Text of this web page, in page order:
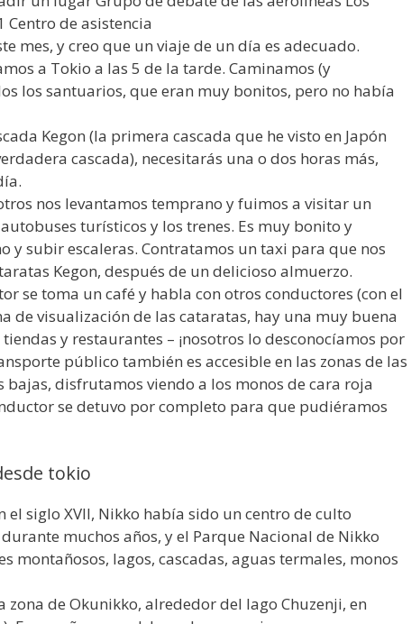
Centro de asistencia
mes, y creo que un viaje de un día es adecuado.
a Tokio a las 5 de la tarde. Caminamos (y
los santuarios, que eran muy bonitos, pero no había
Kegon (la primera cascada que he visto en Japón
cascada), necesitarás una o dos horas más,
nos levantamos temprano y fuimos a visitar un
turísticos y los trenes. Es muy bonito y
y subir escaleras. Contratamos un taxi para que nos
Kegon, después de un delicioso almuerzo.
se toma un café y habla con otros conductores (con el
de visualización de las cataratas, hay una muy buena
y restaurantes – ¡nosotros lo desconocíamos por
público también es accesible en las zonas de las
bajas, disfrutamos viendo a los monos de cara roja
se detuvo por completo para que pudiéramos
tokio
el siglo XVII, Nikko había sido un centro de culto
muchos años, y el Parque Nacional de Nikko
montañosos, lagos, cascadas, aguas termales, monos
zona de Okunikko, alrededor del lago Chuzenji, en